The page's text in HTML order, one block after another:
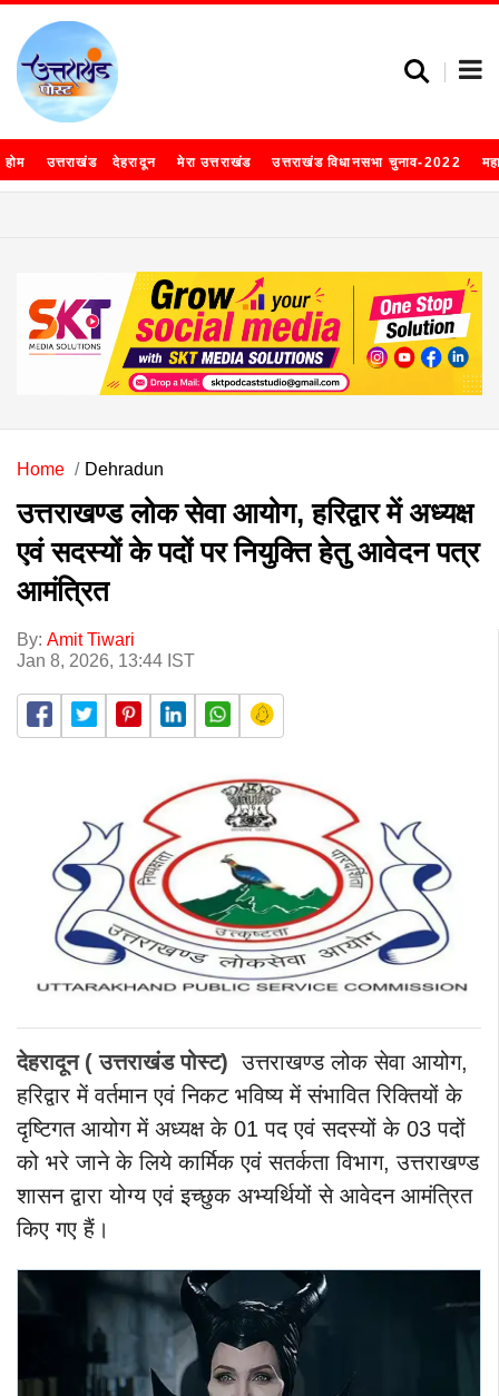
होम उत्तराखंड देहरादून मेरा उत्तराखंड उत्तराखंड विधानसभा चुनाव-2022
Home Dehradun
उत्तराखण्ड लोक सेवा आयोग, हरिद्वार में अध्यक्ष
एवं सदस्यों के पदों पर नियुक्ति हेतु आवेदन पत्र
आमंत्रित
By: Amit Tiwari
Jan 8, 2026, 13:44 IST
देहरादून ( उत्तराखंड पोस्ट) उत्तराखण्ड लोक सेवा आयोग,
हरिद्वार में वर्तमान एवं निकट भविष्य में संभावित रिक्तियों के
दृष्टिगत आयोग में अध्यक्ष के 01 पद एवं सदस्यों के 03 पदों
को भरे जाने के लिये कार्मिक एवं सतर्कता विभाग, उत्तराखण्ड
शासन द्वारा योग्य एवं इच्छुक अभ्यर्थियों से आवेदन आमंत्रित
किए गए हैं।